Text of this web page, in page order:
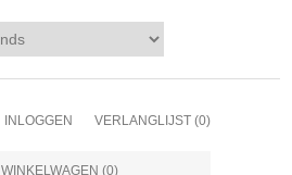
INLOGGEN VERLANGLIJST (0)
WINKELWAGEN (0)